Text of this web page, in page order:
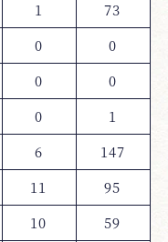
1
73
0
0
0
0
0
1
6
147
11
95
10
59